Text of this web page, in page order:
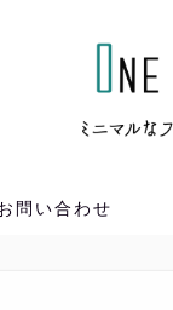
問い合わせ